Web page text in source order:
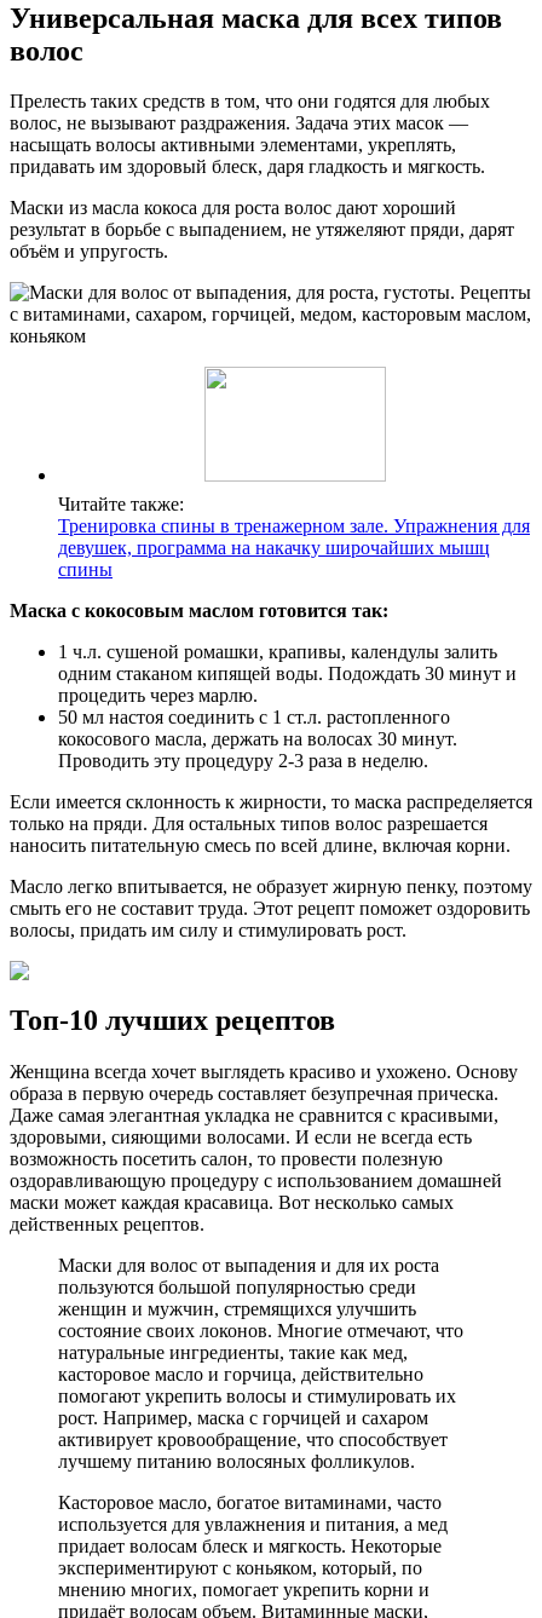
Универсальная маска для всех типов
волос
Прелесть таких средств в том, что они годятся для любых
волос, не вызывают раздражения. Задача этих масок —
насыщать волосы активными элементами, укреплять,
придавать им здоровый блеск, даря гладкость и мягкость.
Маски из масла кокоса для роста волос дают хороший
результат в борьбе с выпадением, не утяжеляют пряди, дарят
объём и упругость.
Читайте также:
Тренировка спины в тренажерном зале. Упражнения для
девушек, программа на накачку широчайших мышц
спины
Маска с кокосовым маслом готовится так:
1 ч.л. сушеной ромашки, крапивы, календулы залить
одним стаканом кипящей воды. Подождать 30 минут и
процедить через марлю.
50 мл настоя соединить с 1 ст.л. растопленного
кокосового масла, держать на волосах 30 минут.
Проводить эту процедуру 2-3 раза в неделю.
Если имеется склонность к жирности, то маска распределяется
только на пряди. Для остальных типов волос разрешается
наносить питательную смесь по всей длине, включая корни.
Масло легко впитывается, не образует жирную пенку, поэтому
смыть его не составит труда. Этот рецепт поможет оздоровить
волосы, придать им силу и стимулировать рост.
Топ-10 лучших рецептов
Женщина всегда хочет выглядеть красиво и ухожено. Основу
образа в первую очередь составляет безупречная прическа.
Даже самая элегантная укладка не сравнится с красивыми,
здоровыми, сияющими волосами. И если не всегда есть
возможность посетить салон, то провести полезную
оздоравливающую процедуру с использованием домашней
маски может каждая красавица. Вот несколько самых
действенных рецептов.
Маски для волос от выпадения и для их роста
пользуются большой популярностью среди
женщин и мужчин, стремящихся улучшить
состояние своих локонов. Многие отмечают, что
натуральные ингредиенты, такие как мед,
касторовое масло и горчица, действительно
помогают укрепить волосы и стимулировать их
рост. Например, маска с горчицей и сахаром
активирует кровообращение, что способствует
лучшему питанию волосяных фолликулов.
Касторовое масло, богатое витаминами, часто
используется для увлажнения и питания, а мед
придает волосам блеск и мягкость. Некоторые
экспериментируют с коньяком, который, по
мнению многих, помогает укрепить корни и
придаёт волосам объем. Витаминные маски,